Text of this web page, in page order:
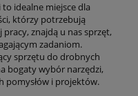
idealne miejsce dla
którzy potrzebują
znajdą u nas sprzęt,
zadaniom.
sprzętu do drobnych
bogaty wybór narzędzi,
pomysłów i projektów.